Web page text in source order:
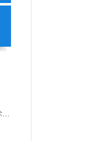
致微FD系列全自动立式高压灭菌锅技术参数